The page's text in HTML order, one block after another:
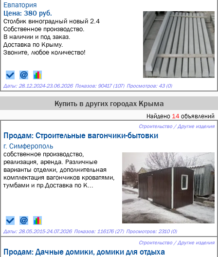
Евпатория
Цена: 380 руб.
Столбик виноградный новый 2.4
Собственное производство.
В наличии и под заказ.
Доставка по Крыму.
Звоните, любое количество!
Даты: 28.12.2024-23.06.2026 Показов: 90417 (107) Просмотров: 43 (0)
Купить в других городах Крыма
Найдено 14 объявлений
Строительство / Другие изделия
Продам: Строительные вагончики-бытовки
г. Симферополь
собственное производство,
реализация, аренда. Различные
варианты отделки, дополнительная
комплектация вагончиков кроватями,
тумбами и пр.Доставка по К...
Даты: 28.05.2015-24.07.2026 Показов: 116176 (27) Просмотров: 2310 (0)
Строительство / Другие изделия
Продам: Дачные домики, домики для отдыха